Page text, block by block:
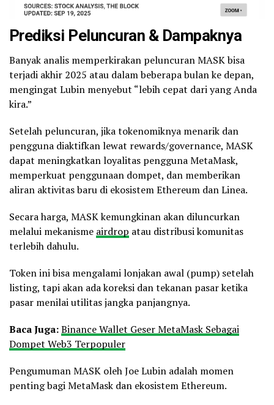
Prediksi Peluncuran & Dampaknya
Banyak analis memperkirakan peluncuran MASK bisa
terjadi akhir 2025 atau dalam beberapa bulan ke depan,
mengingat Lubin menyebut “lebih cepat dari yang Anda
kira.”
Setelah peluncuran, jika tokenomiknya menarik dan
pengguna diaktifkan lewat rewards/governance, MASK
dapat meningkatkan loyalitas pengguna MetaMask,
memperkuat penggunaan dompet, dan memberikan
aliran aktivitas baru di ekosistem Ethereum dan Linea.
Secara harga, MASK kemungkinan akan diluncurkan
melalui mekanisme airdrop atau distribusi komunitas
terlebih dahulu.
Token ini bisa mengalami lonjakan awal (pump) setelah
listing, tapi akan ada koreksi dan tekanan pasar ketika
pasar menilai utilitas jangka panjangnya.
Baca Juga:Binance Wallet Geser MetaMask Sebagai
Dompet Web3 Terpopuler
Pengumuman MASK oleh Joe Lubin adalah momen
penting bagi MetaMask dan ekosistem Ethereum.